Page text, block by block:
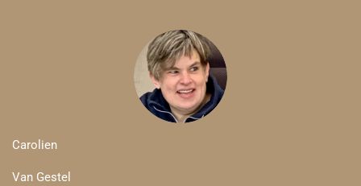
Carolien
Van Gestel